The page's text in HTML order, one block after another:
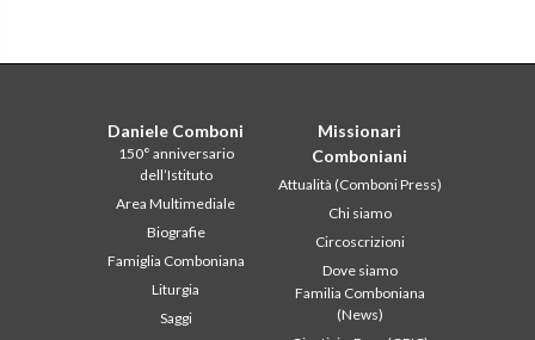
Daniele Comboni
150° anniversario
dell’Istituto
Area Multimediale
Biografie
Famiglia Comboniana
Liturgia
Saggi
Missionari
Comboniani
Attualità (Comboni Press)
Chi siamo
Circoscrizioni
Dove siamo
Familia Comboniana
(News)